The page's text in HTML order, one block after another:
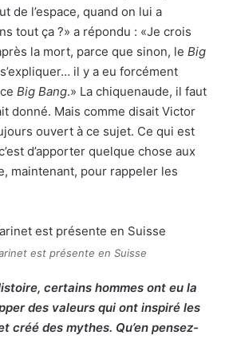
de l’espace, quand on lui a
tout ça ?» a répondu : «Je crois
la mort, parce que sinon, le Big
il y a eu forcément
Big Bang.» La chiquenaude, il faut
donné. Mais comme disait Victor
ouvert à ce sujet. Ce qui est
d’apporter quelque chose aux
maintenant, pour rappeler les
est présente en Suisse
certains hommes ont eu la
des valeurs qui ont inspiré les
créé des mythes. Qu’en pensez-